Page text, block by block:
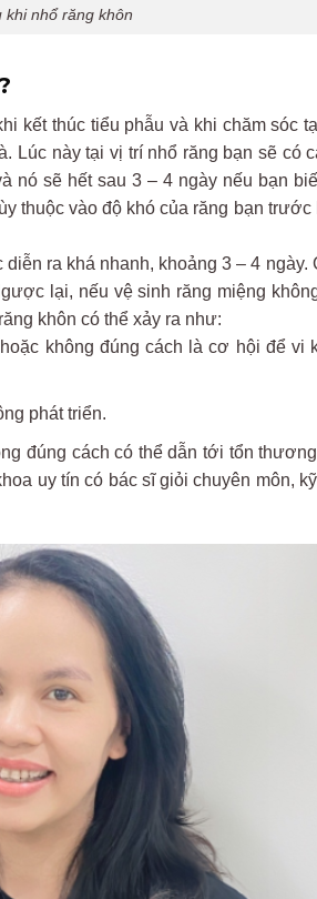
khi nhổ răng khôn
kết thúc tiểu phẫu và khi chăm sóc
Lúc này tại vị trí nhổ răng bạn sẽ có
sẽ hết sau 3 – 4 ngày nếu bạn
thuộc vào độ khó của răng bạn
ra khá nhanh, khoảng 3 – 4 ngày.
lại, nếu vệ sinh răng miệng
khôn có thể xảy ra như:
không đúng cách là cơ hội để vi
phát triển.
đúng cách có thể dẫn tới tổn
uy tín có bác sĩ giỏi chuyên môn,